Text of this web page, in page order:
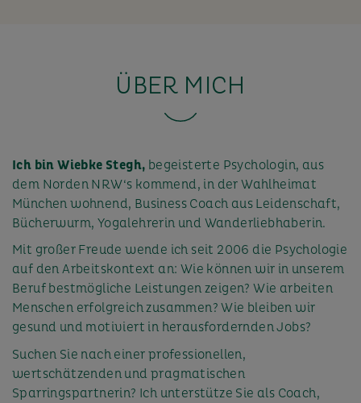
ÜBER MICH
Ich bin Wiebke Stegh, begeisterte Psychologin, aus
dem Norden NRW‘s kommend, in der Wahlheimat
München wohnend, Business Coach aus Leidenschaft,
Bücherwurm, Yogalehrerin und Wanderliebhaberin.
Mit großer Freude wende ich seit 2006 die Psychologie
auf den Arbeitskontext an: Wie können wir in unserem
Beruf bestmögliche Leistungen zeigen? Wie arbeiten
Menschen erfolgreich zusammen? Wie bleiben wir
gesund und motiviert in herausfordernden Jobs?
Suchen Sie nach einer professionellen,
wertschätzenden und pragmatischen
Sparringspartnerin? Ich unterstütze Sie als Coach,